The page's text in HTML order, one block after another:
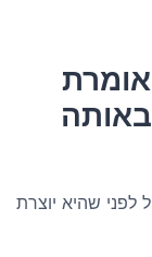
לפני שהיא יוצרת